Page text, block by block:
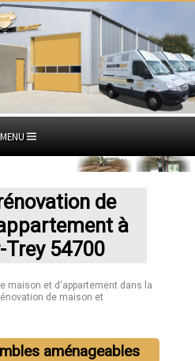
MENU
de
à
54700
maison et d'appartement dans la
de maison et
aménageables